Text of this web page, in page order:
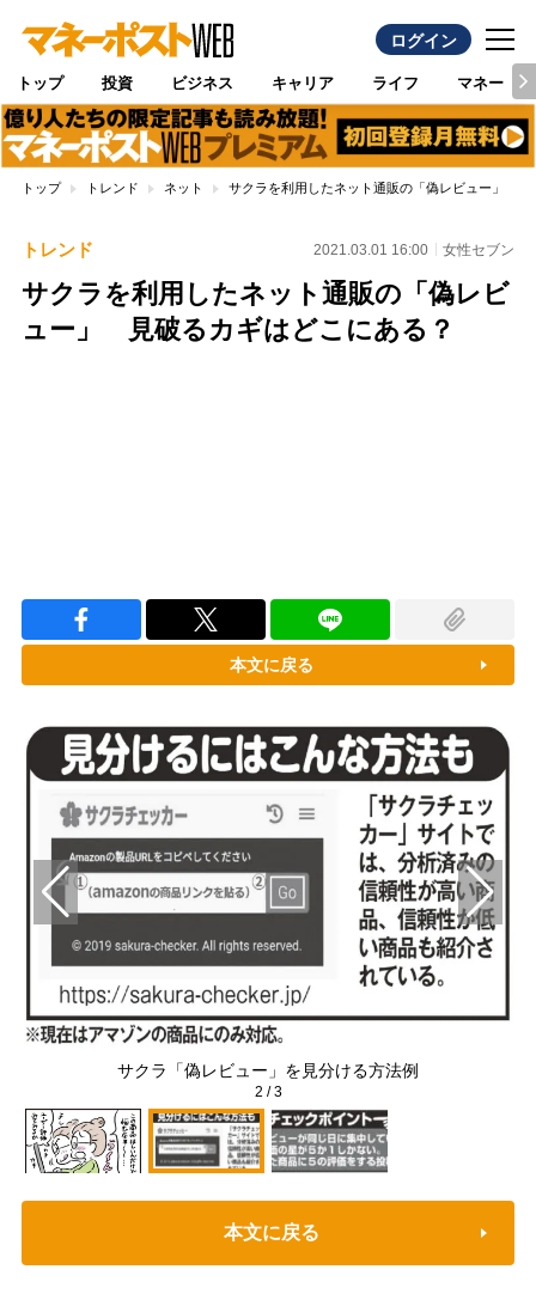
ログイン
トップ 投資 ビジネス キャリア ライフ マネー
トップ トレンド ネット サクラを利用したネット通販の「偽レビュー」 見
トレンド 2021.03.01 16:00 女性セブン
サクラを利用したネット通販の「偽レビ
ュー」 見破るカギはどこにある？
本文に戻る
サクラ「偽レビュー」を見分ける方法例
2 /3
本文に戻る